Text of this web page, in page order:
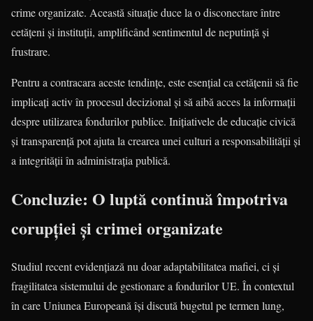
crime organizate. Această situație duce la o disconectare între
cetățeni și instituții, amplificând sentimentul de neputință și
frustrare.
Pentru a contracara aceste tendințe, este esențial ca cetățenii să fie
implicați activ în procesul decizional și să aibă acces la informații
despre utilizarea fondurilor publice. Inițiativele de educație civică
și transparență pot ajuta la crearea unei culturi a responsabilității și
a integrității în administrația publică.
Concluzie: O luptă continuă împotriva
corupției și crimei organizate
Studiul recent evidențiază nu doar adaptabilitatea mafiei, ci și
fragilitatea sistemului de gestionare a fondurilor UE. În contextul
în care Uniunea Europeană își discută bugetul pe termen lung,